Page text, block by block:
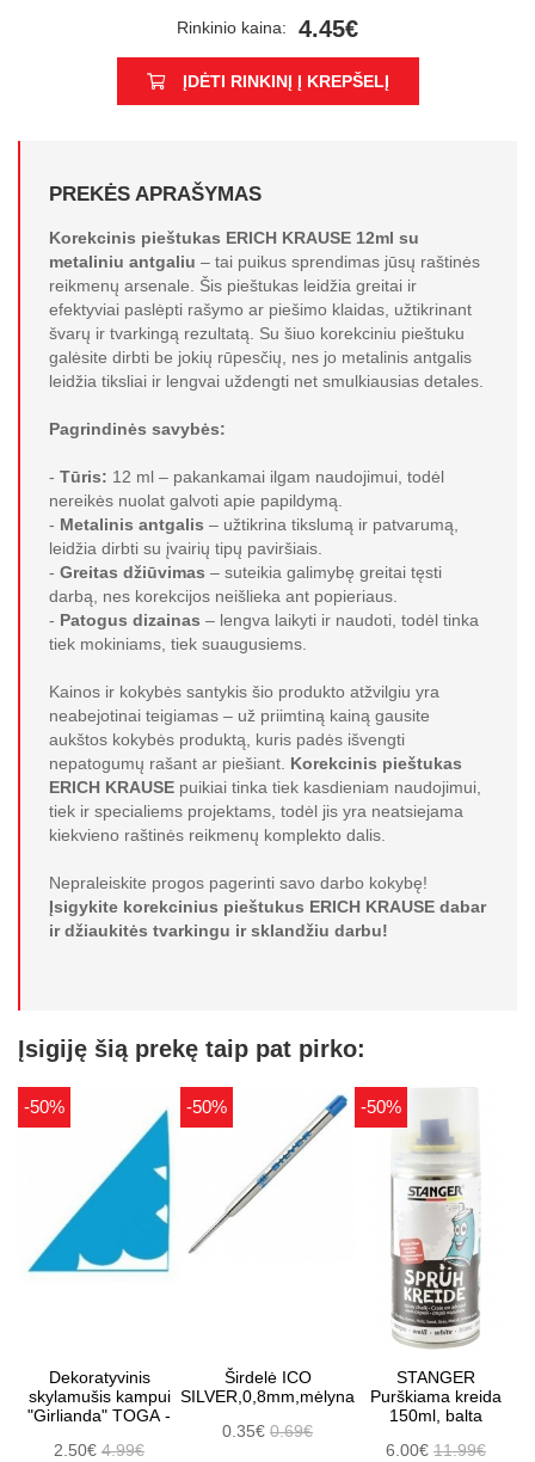
Rinkinio kaina: 4.45€
ĮDĖTI RINKINĮ Į KREPŠELĮ
PREKĖS APRAŠYMAS
Korekcinis pieštukas ERICH KRAUSE 12ml su
metaliniu antgaliu – tai puikus sprendimas jūsų raštinės
reikmenų arsenale. Šis pieštukas leidžia greitai ir
efektyviai paslėpti rašymo ar piešimo klaidas, užtikrinant
švarų ir tvarkingą rezultatą. Su šiuo korekciniu pieštuku
galėsite dirbti be jokių rūpesčių, nes jo metalinis antgalis
leidžia tiksliai ir lengvai uždengti net smulkiausias detales.
Pagrindinės savybės:
- Tūris: 12 ml – pakankamai ilgam naudojimui, todėl
nereikės nuolat galvoti apie papildymą.
- Metalinis antgalis – užtikrina tikslumą ir patvarumą,
leidžia dirbti su įvairių tipų paviršiais.
- Greitas džiūvimas – suteikia galimybę greitai tęsti
darbą, nes korekcijos neišlieka ant popieriaus.
- Patogus dizainas – lengva laikyti ir naudoti, todėl tinka
tiek mokiniams, tiek suaugusiems.
Kainos ir kokybės santykis šio produkto atžvilgiu yra
neabejotinai teigiamas – už priimtiną kainą gausite
aukštos kokybės produktą, kuris padės išvengti
nepatogumų rašant ar piešiant. Korekcinis pieštukas
ERICH KRAUSE puikiai tinka tiek kasdieniam naudojimui,
tiek ir specialiems projektams, todėl jis yra neatsiejama
kiekvieno raštinės reikmenų komplekto dalis.
Nepraleiskite progos pagerinti savo darbo kokybę!
Įsigykite korekcinius pieštukus ERICH KRAUSE dabar
ir džiaukitės tvarkingu ir sklandžiu darbu!
Įsigiję šią prekę taip pat pirko:
-50%
Dekoratyvinis
skylamušis kampui
"Girlianda" TOGA -
2.50€ 4.99€
-50%
Širdelė ICO
SILVER,0,8mm,mėlyna
0.35€ 0.69€
-50%
STANGER
Purškiama kreida
150ml, balta
6.00€ 11.99€